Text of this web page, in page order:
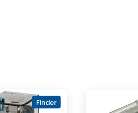
Finder